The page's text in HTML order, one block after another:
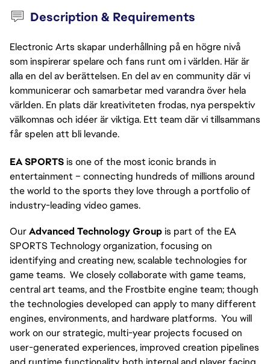
Description & Requirements
Electronic Arts skapar underhållning på en högre nivå
som inspirerar spelare och fans runt om i världen. Här är
alla en del av berättelsen. En del av en community där vi
kommunicerar och samarbetar med varandra över hela
världen. En plats där kreativiteten frodas, nya perspektiv
välkomnas och idéer är viktiga. Ett team där vi tillsammans
får spelen att bli levande.
EA SPORTS is one of the most iconic brands in
entertainment – connecting hundreds of millions around
the world to the sports they love through a portfolio of
industry-leading video games.
Our Advanced Technology Group is part of the EA
SPORTS Technology organization, focusing on
identifying and creating new, scalable technologies for
game teams.  We closely collaborate with game teams,
central art teams, and the Frostbite engine team; though
the technologies developed can apply to many different
engines, environments, and hardware platforms.  You will
work on our strategic, multi-year projects focused on
user-generated experiences, improved creation pipelines